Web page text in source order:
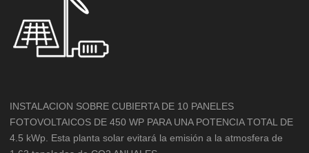
INSTALACION SOBRE CUBIERTA DE 10 PANELES
FOTOVOLTAICOS DE 450 WP PARA UNA POTENCIA TOTAL DE
4.5 kWp. Esta planta solar evitará la emisión a la atmosfera de